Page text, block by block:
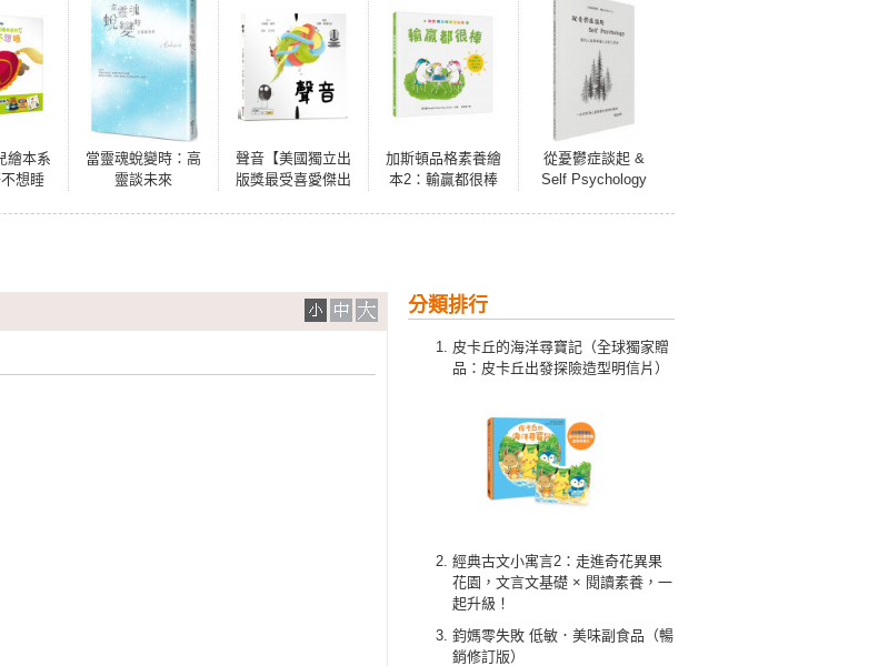
繪本系
想睡
當靈魂蛻變時：高
靈談未來
聲音【美國獨立出
版獎最受喜愛傑出
加斯頓品格素養繪
本2：輸贏都很棒
致推薦）
從憂鬱症談起 &
Self Psychology
分類排行
皮卡丘的海洋尋寶記（全球獨家贈
品：皮卡丘出發探險造型明信片）
經典古文小寓言2：走進奇花異果
花園，文言文基礎 × 閱讀素養，一
起升級！
鈞媽零失敗 低敏．美味副食品（暢
銷修訂版）